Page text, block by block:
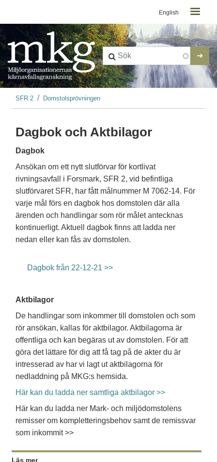
Kontaktmeny
English
Länkstig
SFR 2 Domstolsprövningen
Dagbok och Aktbilagor
Dagbok
Ansökan om ett nytt slutförvar för kortlivat
rivningsavfall i Forsmark, SFR 2, vid befintliga
slutförvaret SFR, har fått målnummer M 7062-14. För
varje mål förs en dagbok hos domstolen där alla
ärenden och handlingar som rör målet antecknas
kontinuerligt. Aktuell dagbok finns att ladda ner
nedan eller kan fås av domstolen.
Dagbok från 22-12-21 >>
Aktbilagor
De handlingar som inkommer till domstolen och som
rör ansökan, kallas för aktbilagor. Aktbilagorna är
offentliga och kan begäras ut av domstolen. För att
göra det lättare för dig att få tag på de akter du är
intresserad av har vi lagt ut aktbilagorna för
nedladdning på MKG:s hemsida.
Här kan du ladda ner samtliga aktbilagor >>
Här kan du ladda ner Mark- och miljödomstolens
remisser om kompletteringsbehov samt de remissvar
som inkommit >>
Läs mer